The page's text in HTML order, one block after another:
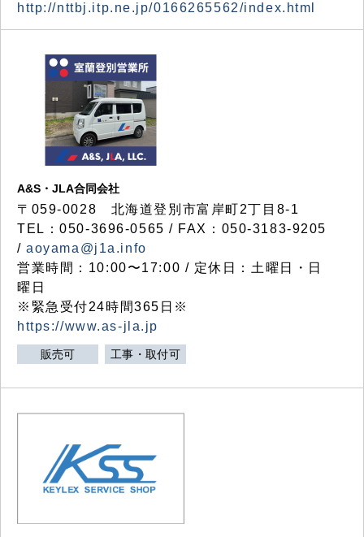
http://nttbj.itp.ne.jp/0166265562/index.html
A&S・JLA合同会社
〒 059-0028 北海道登別市富岸町2丁目 8-1
TEL：050-3696-0565 / FAX：050-3183-9205
/aoyama@j1a.info
営業時間：10:00〜17:00 / 定休日：土曜日・日
曜日
※緊急受付24時間365日※
https://www.as-jla.jp
販売可 工事・取付可